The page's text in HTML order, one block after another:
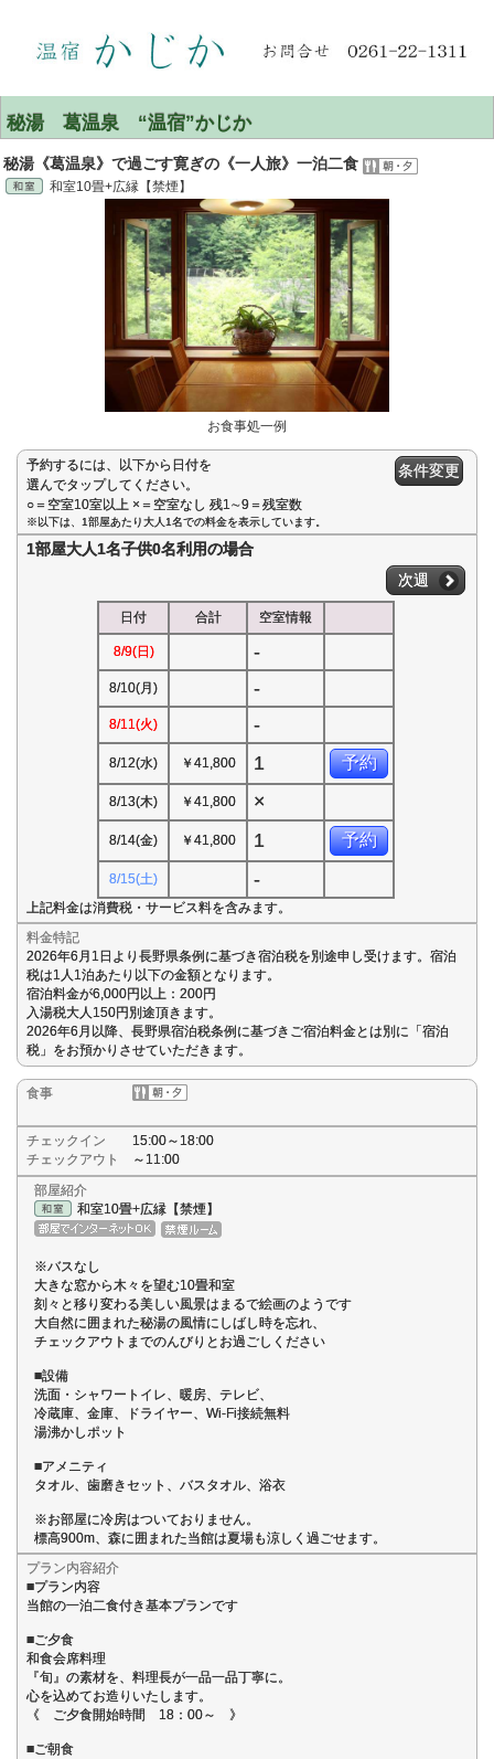
秘湯 葛温泉 “温宿”かじか
秘湯《葛温泉》で過ごす寛ぎの《一人旅》一泊二食
和室10畳+広縁【禁煙】
お食事処一例
予約するには、以下から日付を
選んでタップしてください。
○＝空室10室以上 ×＝空室なし 残1∼9＝残室数
条件変更
※以下は、1部屋あたり大人1名での料金を表示しています。
1部屋大人1名子供0名利用の場合
次週
日付 合計 空室情報
8/9(日) -
8/10(月) -
8/11(火) -
8/12(水) ￥41,800 1 予約
8/13(木) ￥41,800 ×
8/14(金) ￥41,800 1 予約
8/15(土) -
上記料金は消費税・サービス料を含みます。
料金特記
2026年6月1日より長野県条例に基づき宿泊税を別途申し受けます。宿泊
税は1人1泊あたり以下の金額となります。
宿泊料金が6,000円以上：200円
入湯税大人150円別途頂きます。
2026年6月以降、長野県宿泊税条例に基づきご宿泊料金とは別に「宿泊
税」をお預かりさせていただきます。
食事
チェックイン
15:00～18:00
チェックアウト
～11:00
部屋紹介
和室10畳+広縁【禁煙】
※バスなし
大きな窓から木々を望む10畳和室
刻々と移り変わる美しい風景はまるで絵画のようです
大自然に囲まれた秘湯の風情にしばし時を忘れ、
チェックアウトまでのんびりとお過ごしください
■設備
洗面・シャワートイレ、暖房、テレビ、
冷蔵庫、金庫、ドライヤー、Wi-Fi接続無料
湯沸かしポット
■アメニティ
タオル、歯磨きセット、バスタオル、浴衣
※お部屋に冷房はついておりません。
標高900m、森に囲まれた当館は夏場も涼しく過ごせます。
プラン内容紹介
■プラン内容
当館の一泊二食付き基本プランです
■ご夕食
和食会席料理
『旬』の素材を、料理長が一品一品丁寧に。
心を込めてお造りいたします。
《 ご夕食開始時間 18：00～ 》
■ご朝食